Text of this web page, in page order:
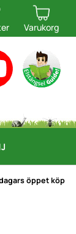
Varukorg
öppet köp